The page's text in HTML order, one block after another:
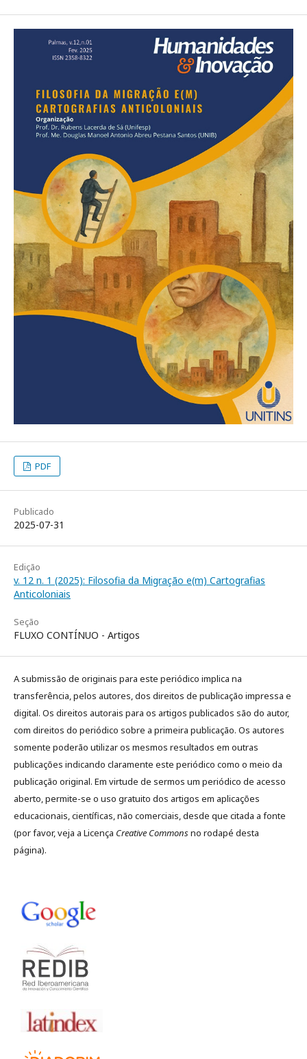
PDF
Publicado
2025-07-31
Edição
v. 12 n. 1 (2025): Filosofia da Migração e(m) Cartografias
Anticoloniais
Seção
FLUXO CONTÍNUO - Artigos
A submissão de originais para este periódico implica na
transferência, pelos autores, dos direitos de publicação impressa e
digital. Os direitos autorais para os artigos publicados são do autor,
com direitos do periódico sobre a primeira publicação. Os autores
somente poderão utilizar os mesmos resultados em outras
publicações indicando claramente este periódico como o meio da
publicação original. Em virtude de sermos um periódico de acesso
aberto, permite-se o uso gratuito dos artigos em aplicações
educacionais, científicas, não comerciais, desde que citada a fonte
(por favor, veja a Licença Creative Commonsno rodapé desta
página).